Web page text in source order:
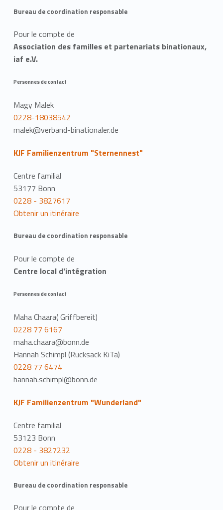
Bureau de coordination responsable
Pour le compte de
Association des familles et partenariats binationaux,
iaf e.V.
Personnes de contact
Magy Malek
0228-18038542
malek@verband-binationaler.de
KJF Familienzentrum "Sternennest"
Centre familial
53177 Bonn
0228 - 3827617
Obtenir un itinéraire
Bureau de coordination responsable
Pour le compte de
Centre local d'intégration
Personnes de contact
Maha Chaara( Griffbereit)
0228 77 6167
maha.chaara@bonn.de
Hannah Schimpl (Rucksack KiTa)
0228 77 6474
hannah.schimpl@bonn.de
KJF Familienzentrum "Wunderland"
Centre familial
53123 Bonn
0228 - 3827232
Obtenir un itinéraire
Bureau de coordination responsable